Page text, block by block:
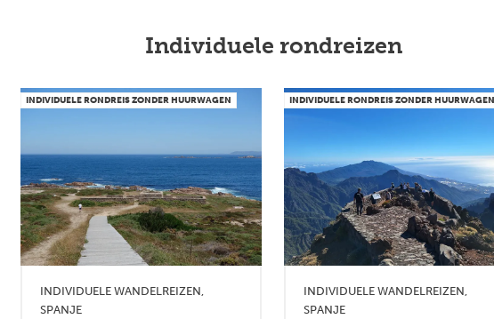
Individuele rondreizen
INDIVIDUELE RONDREIS ZONDER HUURWAGEN
INDIVIDUELE WANDELREIZEN
SPANJE
INDIVIDUELE RONDREIS ZONDER HUURWAGEN
INDIVIDUELE WANDELREIZEN
SPANJE